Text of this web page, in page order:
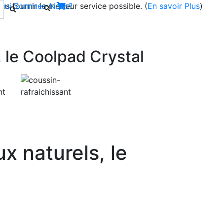
fournir le meilleur service possible. (En savoir Plus)
Qui Sommes-Nous?
Coolpad Crystal
naturels, le